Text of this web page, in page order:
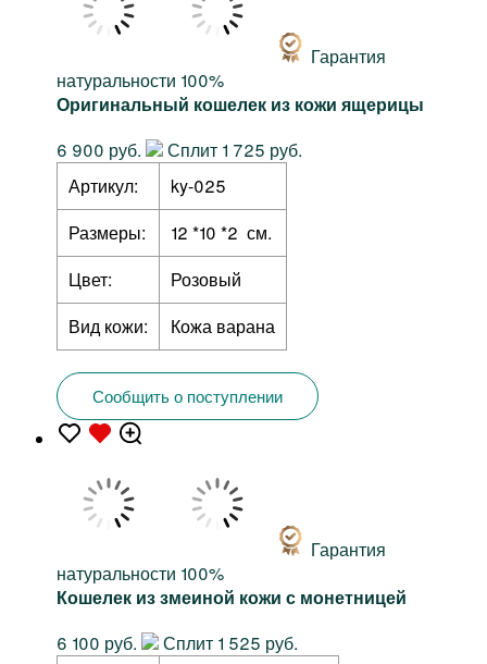
Гарантия
натуральности 100%
Оригинальный кошелек из кожи ящерицы
6 900 руб.
Сплит 1 725 руб.
Артикул:
ky-025
Размеры:
12 *10 *2 см.
Цвет:
Розовый
Вид кожи:
Кожа варана
Сообщить о поступлении
Гарантия
натуральности 100%
Кошелек из змеиной кожи с монетницей
6 100 руб.
Сплит 1 525 руб.